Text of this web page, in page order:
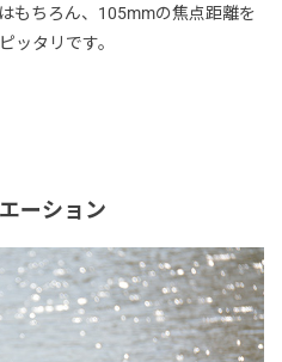
もちろん、105mmの焦点距離を
ッタリです。
ーション